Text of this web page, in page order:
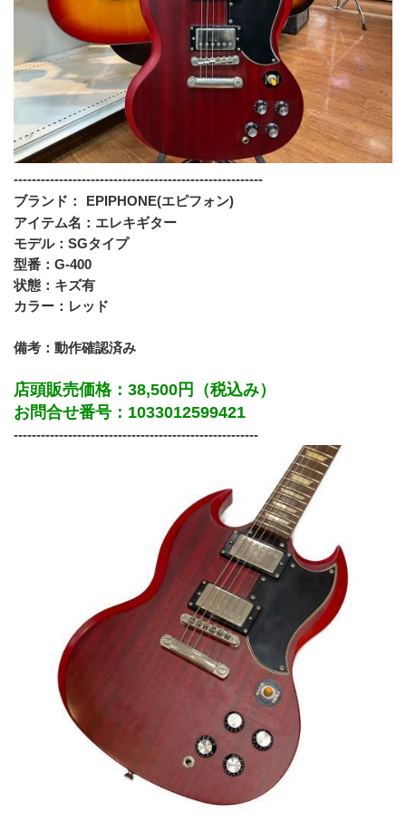
-------------------------------------------------------
ブランド：
EPIPHONE(エピフォン)
アイテム名：エレキギター
モデル：SGタイプ
型番：G-400
状態：キズ有
カラー：レッド
備考：動作確認済み
店頭販売価格：38,500円（税込み）
お問合せ番号：1033012599421
------------------------------------------------------